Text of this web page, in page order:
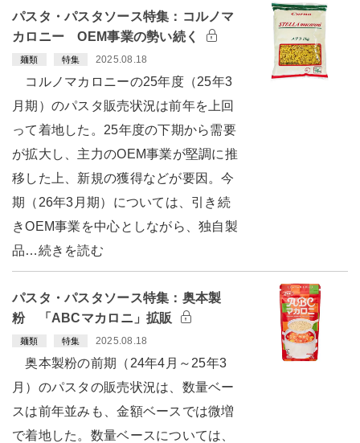
パスタ・パスタソース特集：コルノマ
カロニー OEM事業の勢い続く
麺類 特集 2025.08.18
コルノマカロニーの25年度（25年3
月期）のパスタ販売状況は前年を上回
って着地した。25年度の下期から需要
が拡大し、主力のOEM事業が堅調に推
移した上、新規の獲得などが要因。今
期（26年3月期）については、引き続
きOEM事業を中心としながら、独自製
品…続きを読む
パスタ・パスタソース特集：奥本製
粉 「ABCマカロニ」拡販
麺類 特集 2025.08.18
奥本製粉の前期（24年4月～25年3
月）のパスタの販売状況は、数量ベー
スは前年並みも、金額ベースでは微増
で着地した。数量ベースについては、